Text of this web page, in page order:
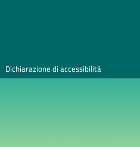
Dichiarazione di accessibilità